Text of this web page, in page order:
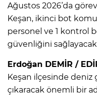
Ağustos 2026’da
Keşan, ikinci bot
personel ve 1 kontrol
güvenliğini
Erdoğan DEMİR /
Keşan ilçesinde
çıkaracak önemli bir